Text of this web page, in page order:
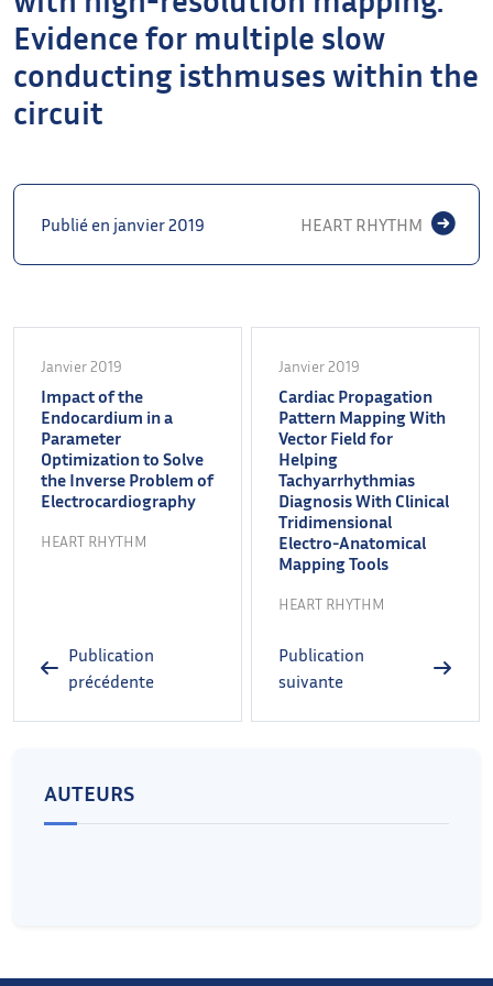
Evidence for multiple slow
conducting isthmuses within the
circuit
Publié en janvier 2019 HEART RHYTHM
Janvier 2019
Impact of the
Endocardium in a
Parameter
Optimization to Solve
the Inverse Problem of
Electrocardiography
HEART RHYTHM
Publication
précédente
Janvier 2019
Cardiac Propagation
Pattern Mapping With
Vector Field for
Helping
Tachyarrhythmias
Diagnosis With Clinical
Tridimensional
Electro-Anatomical
Mapping Tools
HEART RHYTHM
Publication
suivante
AUTEURS